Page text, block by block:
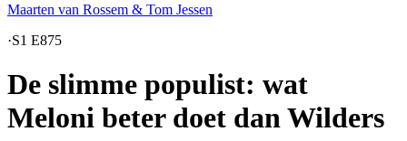
Maarten van Rossem & Tom Jessen
·S1 E875
De slimme populist: wat
Meloni beter doet dan Wilders